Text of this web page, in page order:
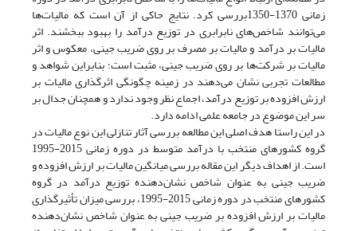
زمانی 1370‌-‌1350بررسی کرد. نتایج حاکی از آن است که مالیات‌ها
می‌توانند شاخص‌های نابرابری در توزیع درآمد را بهبود ببخشند. اثر
مالیات بر درآمد و مالیات بر مصرف بر روی ضریب جینی، معکوس و اثر
مالیات بر شرکت‌ها بر روی ضریب جینی، مثبت است؛ بنابراین شواهد و
مطالعات تجربی نشان می‌دهند در زمینه چگونگی اثرگذاری مالیات بر
ارزش افزوده بر توزیع درآمد، اجماع نظر وجود ندارد و همچنان جدال بر
سر این موضوع در جامعه علمی ادامه دارد.
در این راستا هدف اصلی این مطالعه بررسی آثار تنازلی این نوع مالیات در
گروه کشورهای منتخب با درآمد متوسط در دوره زمانی 2015-1995
است. از اهداف دیگر این مقاله بررسی میانگین مالیات بر ارزش افزوده و
ضریب جینی به عنوان شاخص نشان‌دهنده توزیع درآمد در گروه
کشورهای منتخب در دوره زمانی 2015-1995، بررسی میزان تأثیرگذاری
مالیات بر ارزش افزوده بر ضریب جینی به عنوان شاخص نشان‌دهنده